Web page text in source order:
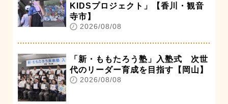
KIDSプロジェクト」【香川・観音
寺市】
2026/08/08
「新・ももたろう塾」入塾式 次世
代のリーダー育成を目指す【岡山】
2026/08/08